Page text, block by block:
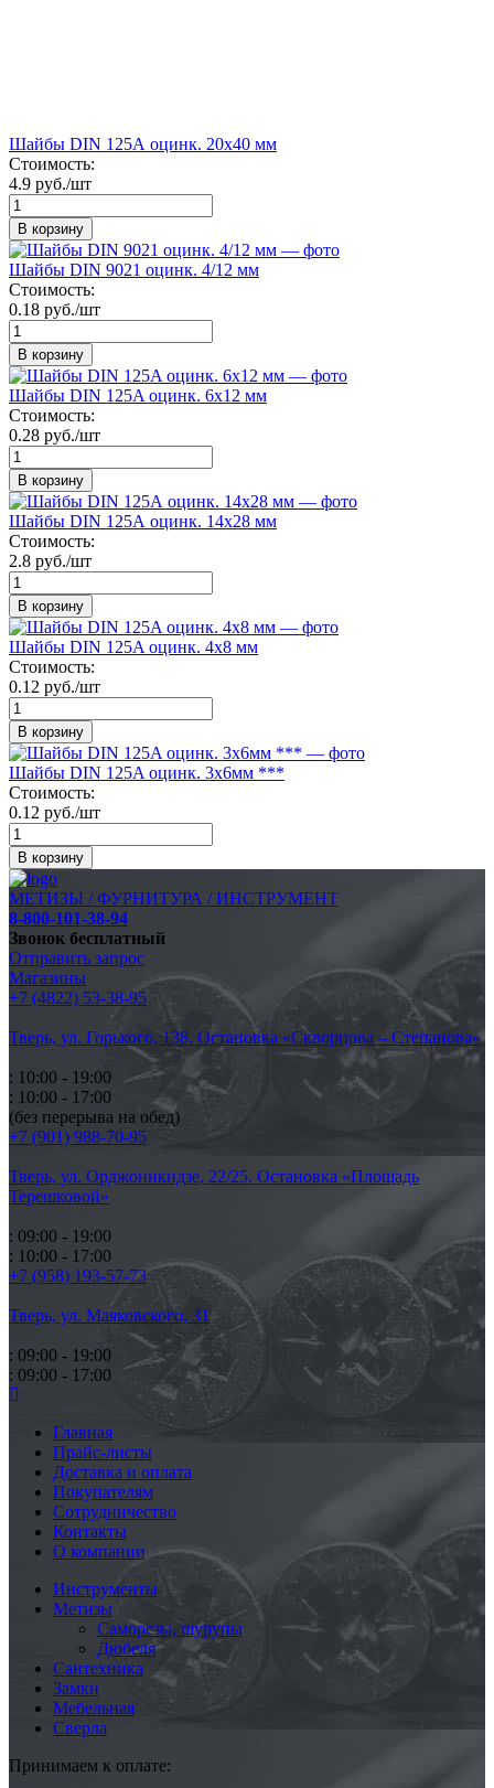
Шайбы DIN 125А оцинк. 20х40 мм
Стоимость:
4.9 руб./шт
В корзину
Шайбы DIN 9021 оцинк. 4/12 мм
Стоимость:
0.18 руб./шт
В корзину
Шайбы DIN 125A оцинк. 6х12 мм
Стоимость:
0.28 руб./шт
В корзину
Шайбы DIN 125А оцинк. 14х28 мм
Стоимость:
2.8 руб./шт
В корзину
Шайбы DIN 125A оцинк. 4х8 мм
Стоимость:
0.12 руб./шт
В корзину
Шайбы DIN 125A оцинк. 3х6мм ***
Стоимость:
0.12 руб./шт
В корзину
МЕТИЗЫ / ФУРНИТУРА / ИНСТРУМЕНТ
8-800-101-38-94
Звонок бесплатный
Отправить запрос
Магазины
+7 (4822) 53-38-95
Тверь, ул. Горького, 138. Остановка «Скворцова – Степанова»
: 10:00 - 19:00
: 10:00 - 17:00
(без перерыва на обед)
+7 (901) 988-70-95
Тверь, ул. Орджоникидзе, 22/25. Остановка «Площадь
Терешковой»
: 09:00 - 19:00
: 10:00 - 17:00
+7 (958) 193-57-73
Тверь, ул. Маяковского, 31
: 09:00 - 19:00
: 09:00 - 17:00
Главная
Прайс-листы
Доставка и оплата
Покупателям
Сотрудничество
Контакты
О компании
Инструменты
Метизы
Саморезы, шурупы
Дюбеля
Сантехника
Замки
Мебельная
Сверла
Принимаем к оплате: